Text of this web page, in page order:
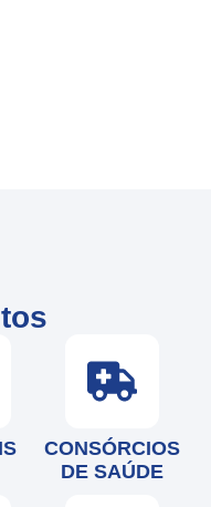
CONSÓRCIOS
DE SAÚDE